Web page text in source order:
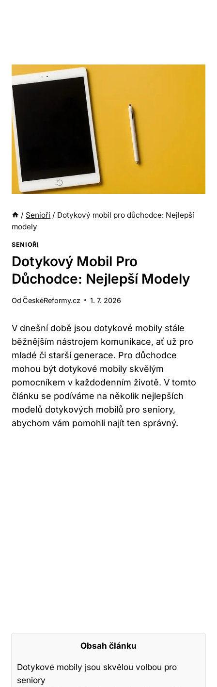
/ Senioři / Dotykový mobil pro důchodce: Nejlepší
modely
SENIOŘI
Dotykový Mobil Pro
Důchodce: Nejlepší Modely
Od ČeskéReformy.cz 1. 7. 2026
V dnešní době jsou dotykové mobily stále
běžnějším nástrojem komunikace, ať už pro
mladé či starší generace. Pro důchodce
mohou být dotykové mobily skvělým
pomocníkem v každodenním životě. V tomto
článku se podíváme na několik nejlepších
modelů dotykových mobilů pro seniory,
abychom vám pomohli najít ten správný.
Obsah článku
Dotykové mobily jsou skvělou volbou pro
seniory